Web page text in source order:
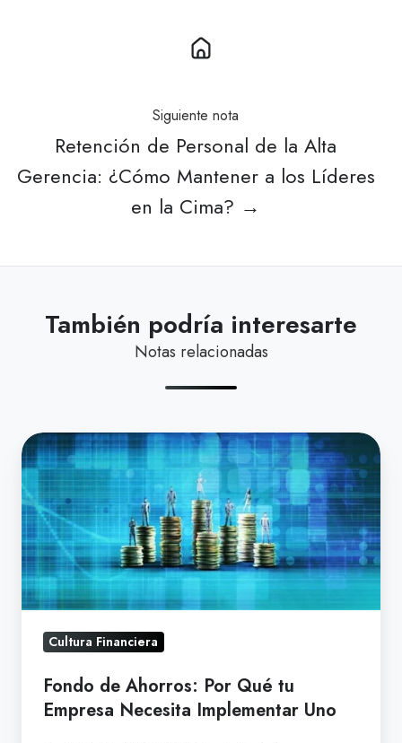
Siguiente nota
Retención de Personal de la Alta
Gerencia: ¿Cómo Mantener a los Líderes
en la Cima? →
También podría interesarte
Notas relacionadas
Fondo
de
Ahorros:
Por
Qué
tu
Empresa
Implementar
Cultura Financiera
Fondo de Ahorros: Por Qué tu
Empresa Necesita Implementar Uno